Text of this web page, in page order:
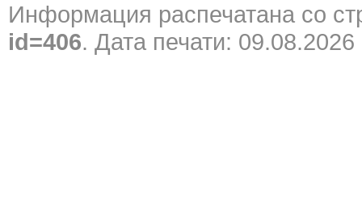
Информация распечатана со
id=406. Дата печати: